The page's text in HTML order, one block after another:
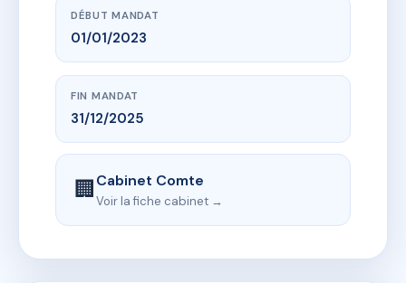
DÉBUT MANDAT
01/01/2023
FIN MANDAT
31/12/2025
🏢Cabinet Comte
Voir la fiche cabinet →